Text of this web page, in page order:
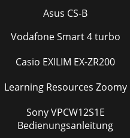
Asus CS-B
Vodafone Smart 4 turbo
Casio EXILIM EX-ZR200
Learning Resources Zoomy
Sony VPCW12S1E
Bedienungsanleitung